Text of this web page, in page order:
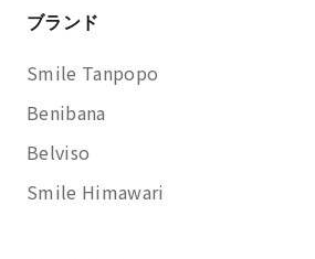
ブランド
Smile Tanpopo
Benibana
Belviso
Smile Himawari